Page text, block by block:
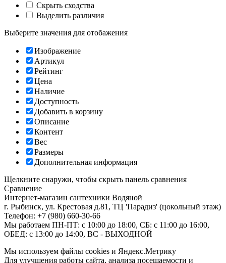
Скрыть сходства
Выделить различия
Выберите значения для отобажения
Изображение
Артикул
Рейтинг
Цена
Наличие
Доступность
Добавить в корзину
Описание
Контент
Вес
Размеры
Дополнительная информация
Щелкните снаружи, чтобы скрыть панель сравнения
Сравнение
Интернет-магазин сантехники Водяной
г. Рыбинск, ул. Крестовая д.81, ТЦ 'Парадиз' (цокольный этаж)
Телефон: +7 (980) 660-30-66
Мы работаем ПН-ПТ: с 10:00 до 18:00, СБ: с 11:00 до 16:00,
ОБЕД: с 13:00 до 14:00, ВС - ВЫХОДНОЙ
Мы используем файлы cookies и Яндекс.Метрику
Для улучшения работы сайта, анализа посещаемости и